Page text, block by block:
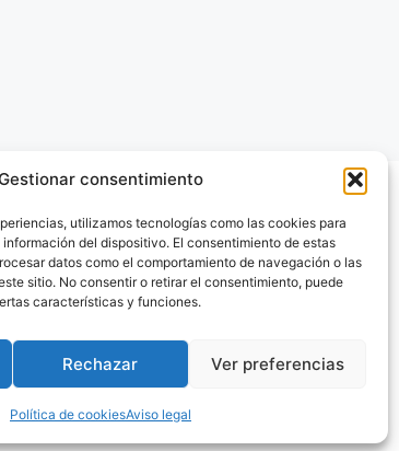
consentimiento
utilizamos tecnologías como las cookies para
del dispositivo. El consentimiento de estas
datos como el comportamiento de navegación o las
sitio. No consentir o retirar el consentimiento, puede
características y funciones.
Rechazar Ver preferencias
Política de cookiesAviso legal